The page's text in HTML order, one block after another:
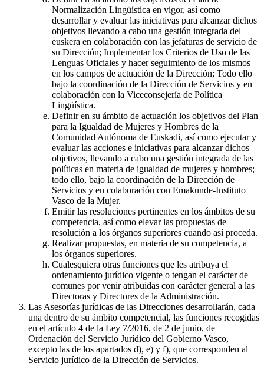
Normalización Lingüística en vigor, así como
desarrollar y evaluar las iniciativas para alcanzar dichos
objetivos llevando a cabo una gestión integrada del
euskera en colaboración con las jefaturas de servicio de
su Dirección; Implementar los Criterios de Uso de las
Lenguas Oficiales y hacer seguimiento de los mismos
en los campos de actuación de la Dirección; Todo ello
bajo la coordinación de la Dirección de Servicios y en
colaboración con la Viceconsejería de Política
Lingüística.
Definir en su ámbito de actuación los objetivos del Plan
para la Igualdad de Mujeres y Hombres de la
Comunidad Autónoma de Euskadi, así como ejecutar y
evaluar las acciones e iniciativas para alcanzar dichos
objetivos, llevando a cabo una gestión integrada de las
políticas en materia de igualdad de mujeres y hombres;
todo ello, bajo la coordinación de la Dirección de
Servicios y en colaboración con Emakunde-Instituto
Vasco de la Mujer.
Emitir las resoluciones pertinentes en los ámbitos de su
competencia, así como elevar las propuestas de
resolución a los órganos superiores cuando así proceda.
Realizar propuestas, en materia de su competencia, a
los órganos superiores.
Cualesquiera otras funciones que les atribuya el
ordenamiento jurídico vigente o tengan el carácter de
comunes por venir atribuidas con carácter general a las
Directoras y Directores de la Administración.
Las Asesorías jurídicas de las Direcciones desarrollarán, cada
una dentro de su ámbito competencial, las funciones recogidas
en el artículo 4 de la Ley 7/2016, de 2 de junio, de
Ordenación del Servicio Jurídico del Gobierno Vasco,
excepto las de los apartados d), e) y f), que corresponden al
Servicio jurídico de la Dirección de Servicios.